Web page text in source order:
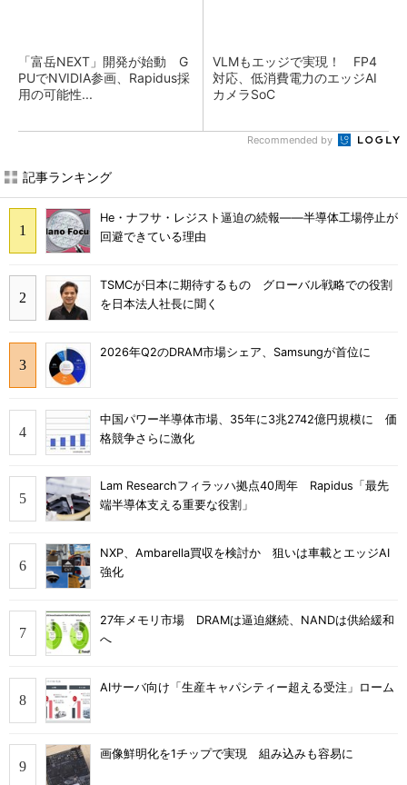
「富岳NEXT」開発が始動 G
PUでNVIDIA参画、Rapidus採
用の可能性...
VLMもエッジで実現！ FP4
対応、低消費電力のエッジAI
カメラSoC
Recommended by
記事ランキング
He・ナフサ・レジスト逼迫の続報――半導体工場停止が
回避できている理由
TSMCが日本に期待するもの グローバル戦略での役割
を日本法人社長に聞く
2026年Q2のDRAM市場シェア、Samsungが首位に
中国パワー半導体市場、35年に3兆2742億円規模に 価
格競争さらに激化
Lam Researchフィラッハ拠点40周年 Rapidus「最先
端半導体支える重要な役割」
NXP、Ambarella買収を検討か 狙いは車載とエッジAI
強化
27年メモリ市場 DRAMは逼迫継続、NANDは供給緩和
へ
AIサーバ向け「生産キャパシティー超える受注」ローム
画像鮮明化を1チップで実現 組み込みも容易に